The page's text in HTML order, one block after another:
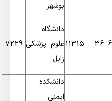
11315
دانشگاه
علوم پزشکی7229
دانشکده